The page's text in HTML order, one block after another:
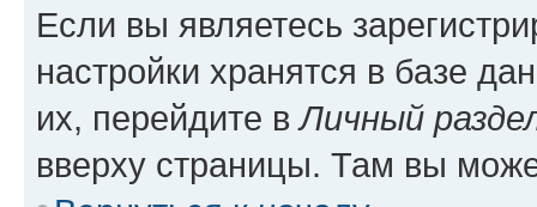
Если вы являетесь
настройки хранятся в базе
их, перейдите вЛичный
вверху страницы. Там вы